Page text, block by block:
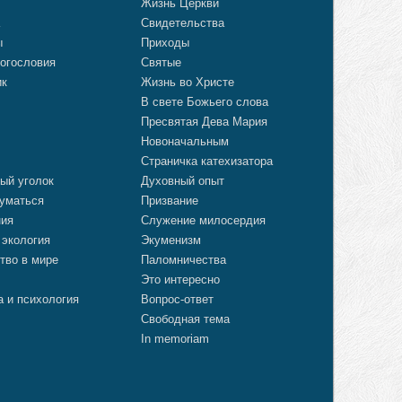
уголок
в мире
и психология
Жизнь Церкви
Свидетельства
Приходы
Святые
Жизнь во Христе
В свете Божьего слова
Пресвятая Дева Мария
Новоначальным
Страничка катехизатора
Духовный опыт
Призвание
Служение милосердия
Экуменизм
Паломничества
Это интересно
Вопрос-ответ
Свободная тема
In memoriam